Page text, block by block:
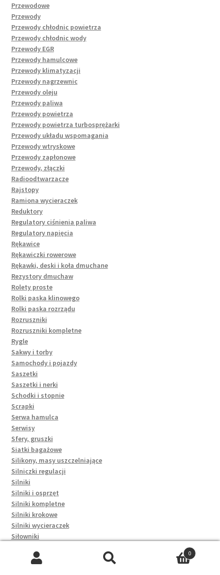
Przewodowe
Przewody
Przewody chłodnic powietrza
Przewody chłodnic wody
Przewody EGR
Przewody hamulcowe
Przewody klimatyzacji
Przewody nagrzewnic
Przewody oleju
Przewody paliwa
Przewody powietrza
Przewody powietrza turbosprężarki
Przewody układu wspomagania
Przewody wtryskowe
Przewody zapłonowe
Przewody, złączki
Radioodtwarzacze
Rajstopy
Ramiona wycieraczek
Reduktory
Regulatory ciśnienia paliwa
Regulatory napięcia
Rękawice
Rękawiczki rowerowe
Rękawki, deski i koła dmuchane
Rezystory dmuchaw
Rolety proste
Rolki paska klinowego
Rolki paska rozrządu
Rozruszniki
Rozruszniki kompletne
Rygle
Sakwy i torby
Samochody i pojazdy
Saszetki
Saszetki i nerki
Schodki i stopnie
Scrapki
Serwa hamulca
Serwisy
Sfery, gruszki
Siatki bagażowe
Silikony, masy uszczelniające
Silniczki regulacji
Silniki
Silniki i osprzęt
Silniki kompletne
Silniki krokowe
Silniki wycieraczek
Siłowniki
Skrzynki
0